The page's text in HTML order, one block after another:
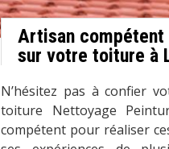
Artisan compétent
sur votre toiture à
N’hésitez pas à confier
toiture Nettoyage
compétent pour réaliser